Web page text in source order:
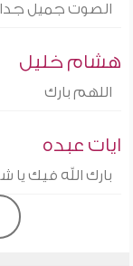
الصوت جميل جدا،
هشام خليل
اللهم بارك
ايات عبده
بارك الله فيك يا